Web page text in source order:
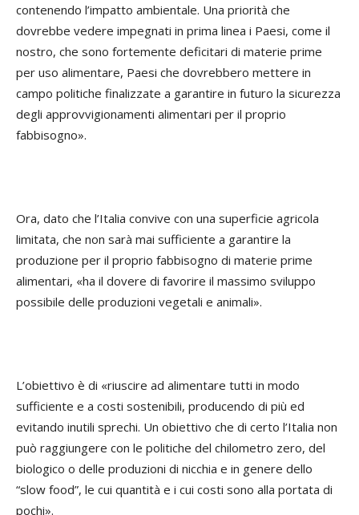
contenendo l’impatto ambientale. Una priorità che
dovrebbe vedere impegnati in prima linea i Paesi, come il
nostro, che sono fortemente deficitari di materie prime
per uso alimentare, Paesi che dovrebbero mettere in
campo politiche finalizzate a garantire in futuro la sicurezza
degli approvvigionamenti alimentari per il proprio
fabbisogno».
Ora, dato che l’Italia convive con una superficie agricola
limitata, che non sarà mai sufficiente a garantire la
produzione per il proprio fabbisogno di materie prime
alimentari, «ha il dovere di favorire il massimo sviluppo
possibile delle produzioni vegetali e animali».
L’obiettivo è di «riuscire ad alimentare tutti in modo
sufficiente e a costi sostenibili, producendo di più ed
evitando inutili sprechi. Un obiettivo che di certo l’Italia non
può raggiungere con le politiche del chilometro zero, del
biologico o delle produzioni di nicchia e in genere dello
“slow food”, le cui quantità e i cui costi sono alla portata di
pochi».